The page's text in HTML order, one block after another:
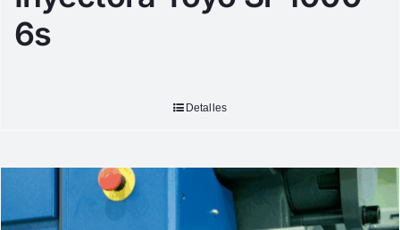
6s
Detalles